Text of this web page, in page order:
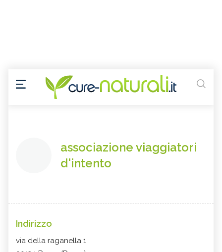
associazione viaggiatori
d'intento
Indirizzo
via della raganella 1